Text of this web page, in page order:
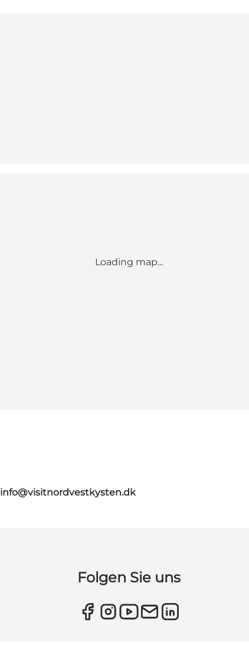
Loading map...
info@visitnordvestkysten.dk
Folgen Sie uns